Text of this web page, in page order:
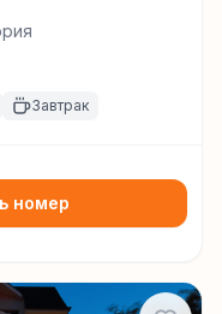
Завтрак
номер